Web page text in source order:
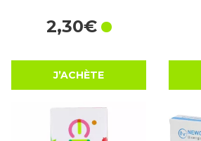
2,30€
J’ACHÈTE